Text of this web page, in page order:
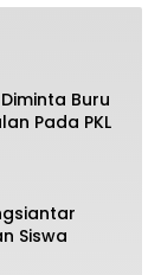
Buru
Pada PKL
Siswa